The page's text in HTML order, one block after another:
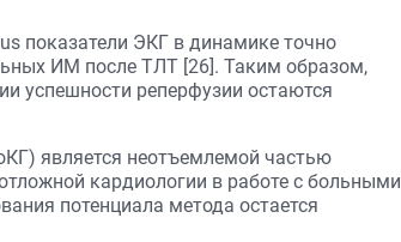
показатели ЭКГ в динамике точно
ИМ после ТЛТ [26]. Таким образом,
успешности реперфузии остаются
является неотъемлемой частью
кардиологии в работе с больными
потенциала метода остается